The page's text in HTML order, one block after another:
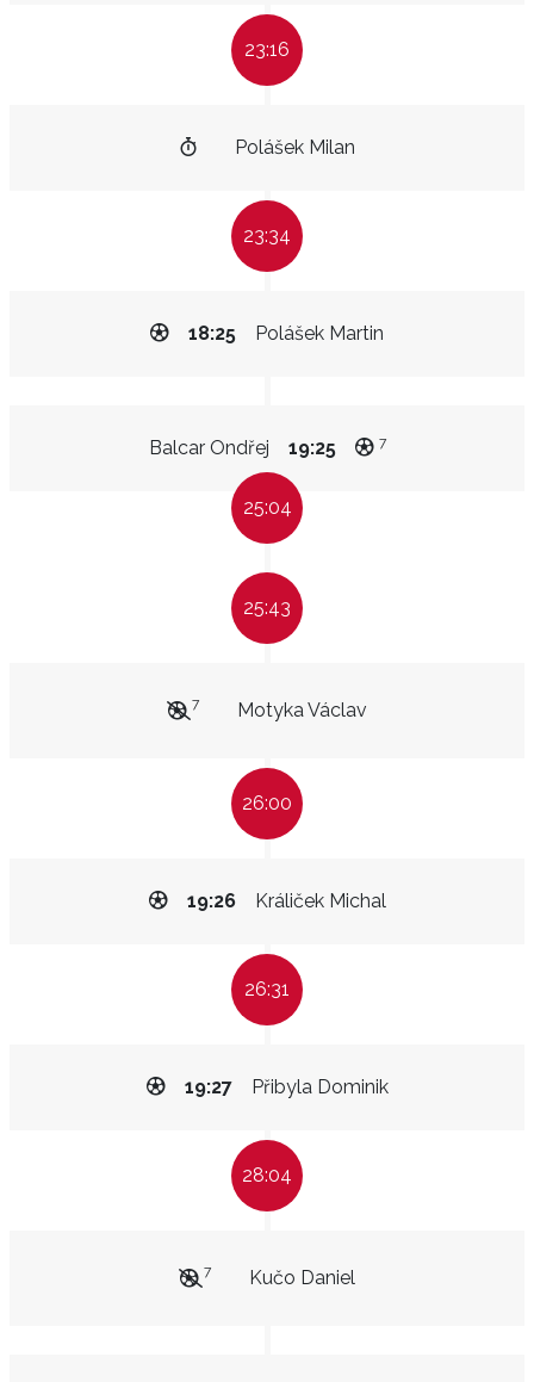
23:16
Polášek Milan
23:34
Polášek Martin
18:25
Balcar Ondřej 19:25 7
25:04
25:43
Motyka Václav
7
26:00
Králiček Michal
19:26
26:31
Přibyla Dominik
19:27
28:04
Kučo Daniel
7